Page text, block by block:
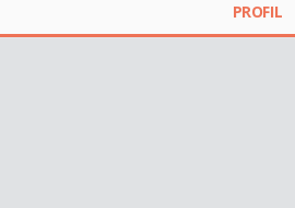
PROFIL